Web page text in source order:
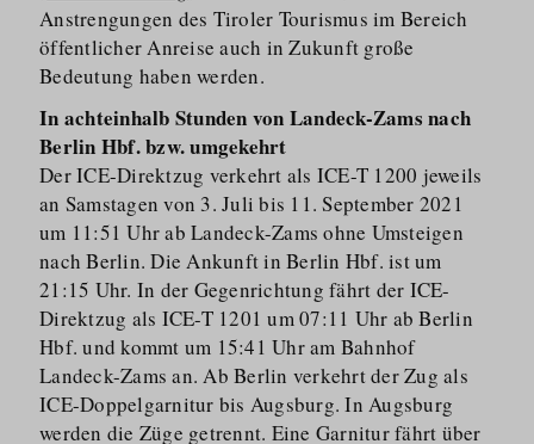
Anstrengungen des Tiroler Tourismus im Bereich
öffentlicher Anreise auch in Zukunft große
Bedeutung haben werden.
In achteinhalb Stunden von Landeck-Zams nach
Berlin Hbf. bzw. umgekehrt
Der ICE-Direktzug verkehrt als ICE-T 1200 jeweils
an Samstagen von 3. Juli bis 11. September 2021
um 11:51 Uhr ab Landeck-Zams ohne Umsteigen
nach Berlin. Die Ankunft in Berlin Hbf. ist um
21:15 Uhr. In der Gegenrichtung fährt der ICE-
Direktzug als ICE-T 1201 um 07:11 Uhr ab Berlin
Hbf. und kommt um 15:41 Uhr am Bahnhof
Landeck-Zams an. Ab Berlin verkehrt der Zug als
ICE-Doppelgarnitur bis Augsburg. In Augsburg
werden die Züge getrennt. Eine Garnitur fährt über